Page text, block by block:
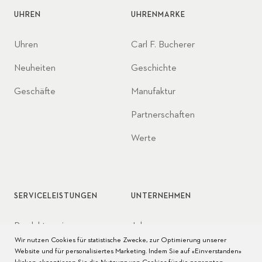
UHREN
Uhren
Neuheiten
Geschäfte
UHRENMARKE
Carl F. Bucherer
Geschichte
Manufaktur
Partnerschaften
Werte
SERVICELEISTUNGEN
Produktservice
Pflege der Uhr
UNTERNEHMEN
Jobs
Presse
Wir nutzen Cookies für statistische Zwecke, zur Optimierung unserer
Website und für personalisiertes Marketing. Indem Sie auf «Einverstanden»